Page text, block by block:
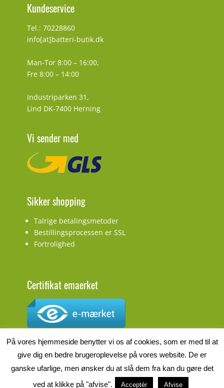
Kundeservice
Tel.: 70228860
info[at]batteri-butik.dk
Man-Tor 8:00 – 16:00,
Fre 8:00 – 14:00
Industriparken 31,
Lind DK-7400 Herning
Vi sender med
Sikker shopping
Talrige betalingsmetoder
Bestillingsprocessen er SSL
Fortrolighed
Certifikat emaerket
CVR.nr.: DK27927548
På vores hjemmeside benytter vi os af cookies, som er med til at
give dig en bedre brugeroplevelse på vores website. De er
ganske ufarlige, men ønsker du at slå dem fra kan du gøre det
ved at klikke på "afvise".
Acceptér Afvise